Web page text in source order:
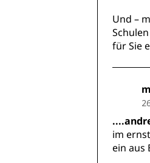
Und –
für Sie
im
ein aus